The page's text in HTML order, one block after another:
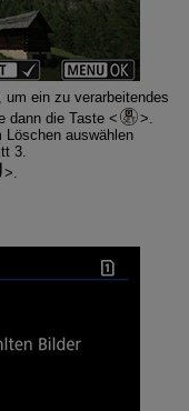
, um ein zu verarbeitendes
dann die Taste
auswählen
3.